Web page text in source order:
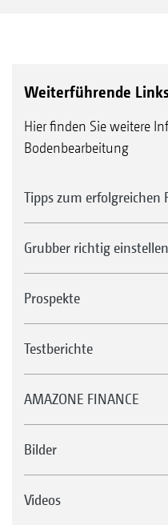
Stabwalze SW 520 mm
Federmessersystem* für
Striegelsystem für die
Weiterführende
Hier finden Sie weitere
Bodenbearbeitung
Tipps zum erfolgreichen
Grubber richtig einstellen
Prospekte
Testberichte
AMAZONE FINANCE
Bilder
Videos